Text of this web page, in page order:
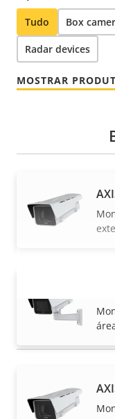
Tudo Box
Radar devices
MOSTRAR